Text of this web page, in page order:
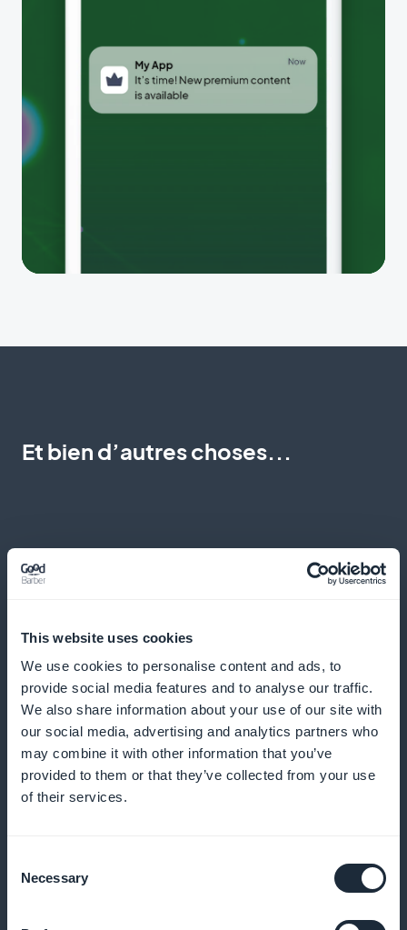
This website uses cookies
We use cookies to personalise content and ads, to
provide social media features and to analyse our traffic.
We also share information about your use of our site with
our social media, advertising and analytics partners who
may combine it with other information that you’ve
provided to them or that they’ve collected from your use
of their services.
Selection
Necessary
Et bien d’autres choses...
optimisée
Utilisez des données pour affiner votre stratégie et
offrir ce que votre audience désire.
Visibilité des offres d'abonnement
d'abonnement de manière efficace.